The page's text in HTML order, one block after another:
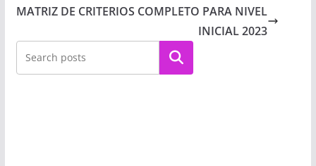
MATRIZ DE CRITERIOS COMPLETO PARA NIVEL
INICIAL 2023
Buscar